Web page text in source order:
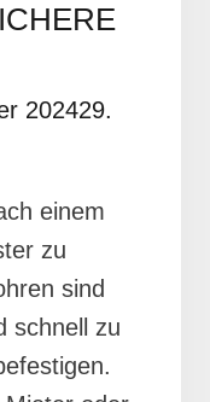
202429.
einem
zu
sind
schnell zu